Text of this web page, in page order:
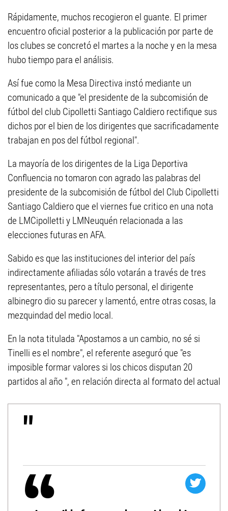
Rápidamente, muchos recogieron el guante. El primer
encuentro oficial posterior a la publicación por parte de
los clubes se concretó el martes a la noche y en la mesa
hubo tiempo para el análisis.
Así fue como la Mesa Directiva instó mediante un
comunicado a que "el presidente de la subcomisión de
fútbol del club Cipolletti Santiago Caldiero rectifique sus
dichos por el bien de los dirigentes que sacrificadamente
trabajan en pos del fútbol regional".
La mayoría de los dirigentes de la Liga Deportiva
Confluencia no tomaron con agrado las palabras del
presidente de la subcomisión de fútbol del Club Cipolletti
Santiago Caldiero que el viernes fue critico en una nota
de LMCipolletti y LMNeuquén relacionada a las
elecciones futuras en AFA.
Sabido es que las instituciones del interior del país
indirectamente afiliadas sólo votarán a través de tres
representantes, pero a título personal, el dirigente
albinegro dio su parecer y lamentó, entre otras cosas, la
mezquindad del medio local.
En la nota titulada "Apostamos a un cambio, no sé si
Tinelli es el nombre", el referente aseguró que "es
imposible formar valores si los chicos disputan 20
partidos al año ", en relación directa al formato del actual